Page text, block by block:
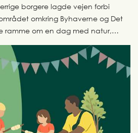
borgere lagde vejen forbi
omkring Byhaverne og Det
ramme om en dag med natur,